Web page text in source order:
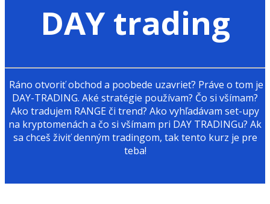
DAY trading
Ráno otvoriť obchod a poobede uzavrieť? Práve o tom je
DAY-TRADING. Aké stratégie používam? Čo si všímam?
Ako tradujem RANGE či trend? Ako vyhľadávam set-upy
na kryptomenách a čo si všímam pri DAY TRADINGu? Ak
sa chceš živiť denným tradingom, tak tento kurz je pre
teba!